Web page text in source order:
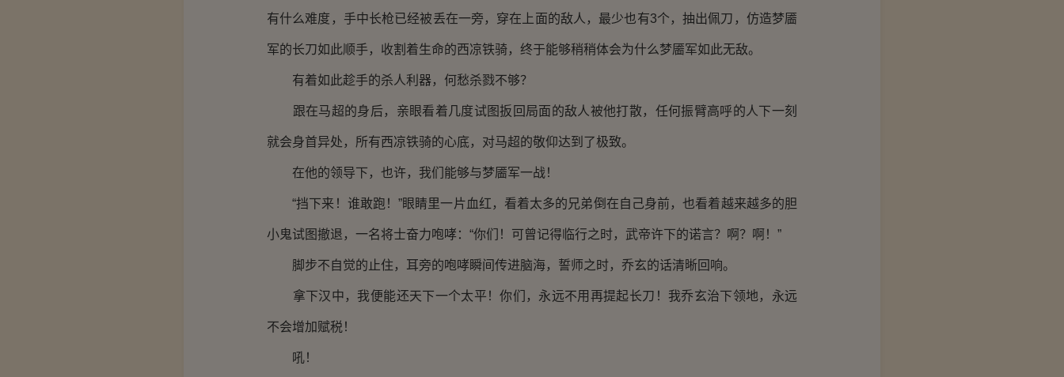
有什么难度，手中长枪已经被丢在一旁，穿在上面的敌人，最少也有3个，抽出佩刀，仿造梦靥
军的长刀如此顺手，收割着生命的西凉铁骑，终于能够稍稍体会为什么梦靥军如此无敌。
有着如此趁手的杀人利器，何愁杀戮不够？
跟在马超的身后，亲眼看着几度试图扳回局面的敌人被他打散，任何振臂高呼的人下一刻
就会身首异处，所有西凉铁骑的心底，对马超的敬仰达到了极致。
在他的领导下，也许，我们能够与梦靥军一战！
“挡下来！谁敢跑！”眼睛里一片血红，看着太多的兄弟倒在自己身前，也看着越来越多的胆
小鬼试图撤退，一名将士奋力咆哮：“你们！可曾记得临行之时，武帝许下的诺言？啊？啊！”
脚步不自觉的止住，耳旁的咆哮瞬间传进脑海，誓师之时，乔玄的话清晰回响。
拿下汉中，我便能还天下一个太平！你们，永远不用再提起长刀！我乔玄治下领地，永远
不会增加赋税！
吼！